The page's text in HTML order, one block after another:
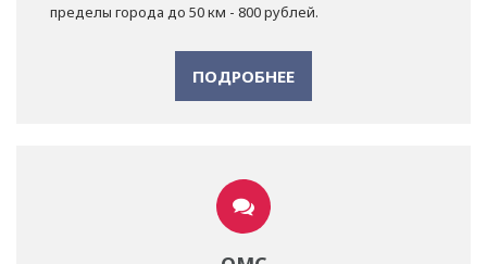
пределы города до 50 км - 800 рублей.
ПОДРОБНЕЕ